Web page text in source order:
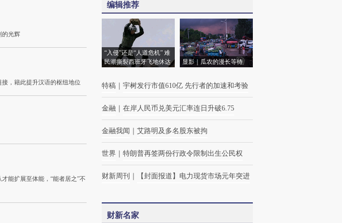
的光辉
，籍此提升汉语的枢纽地位
能扩展至体能，“能者居之”不
编辑推荐
“入侵”还是“人道危机” 难
民潮撕裂西班牙飞地休达
显影｜瓜农的漫长等待
特稿 宇树发行市值610亿 先行者的加速和考验
金融 在岸人民币兑美元汇率连日升破6.75
金融我闻 艾路明及多名股东被拘
世界 特朗普再签两份行政令限制出生公民权
财新周刊 【封面报道】电力现货市场元年突进
财新名家